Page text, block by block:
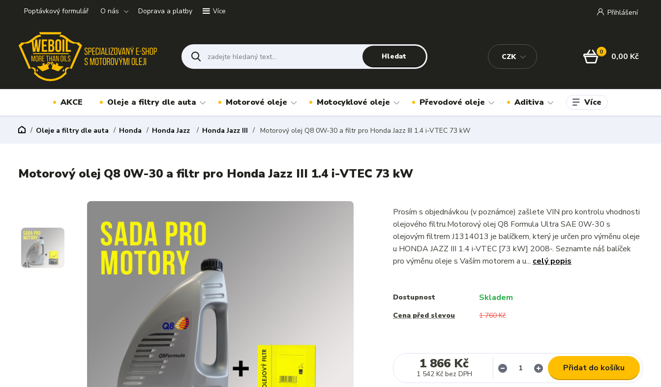
Poptávkový formulář O nás Doprava a platby Více
CZK
Přihlášení
Hledat 0 0,00 Kč
AKCE Oleje a filtry dle auta Motorové oleje Motocyklové oleje Převodové oleje Aditiva Více
Oleje a filtry dle auta Honda Honda Jazz Honda Jazz III Motorový olej Q8 0W-30 a filtr pro Honda Jazz III 1.4 i-VTEC 73 kW
Motorový olej Q8 0W-30 a filtr pro Honda Jazz III 1.4 i-VTEC 73 kW
Prosím s objednávkou (v poznámce) zašlete VIN pro kontrolu vhodnosti
olejového filtru.Motorový olej Q8 Formula Ultra SAE 0W-30 s
olejovým filtrem J1314013 je balíčkem, který je určen pro výměnu oleje
u HONDA JAZZ III 1.4 i-VTEC [73 kW] 2008-. Seznamte náš balíček
pro výměnu oleje s Vaším motorem a u... celý popis
Dostupnost Skladem
Cena před slevou 1 760 Kč
1 866 Kč
1 542 Kč bez DPH
Přidat do košíku